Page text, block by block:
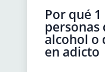
Por qué 1
personas
alcohol o
en adicto